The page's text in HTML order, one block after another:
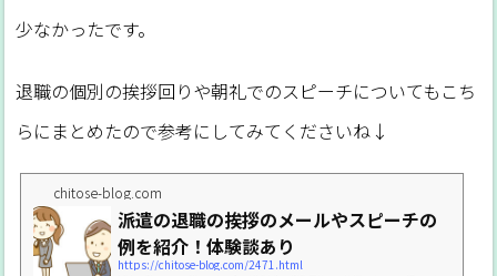
少なかったです。
退職の個別の挨拶回りや朝礼でのスピーチについてもこち
らにまとめたので参考にしてみてくださいね↓
chitose-blog.com
派遣の退職の挨拶のメールやスピーチの
例を紹介！体験談あり
https://chitose-blog.com/2471.html